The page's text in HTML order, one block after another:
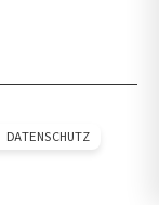
DATENSCHUTZ